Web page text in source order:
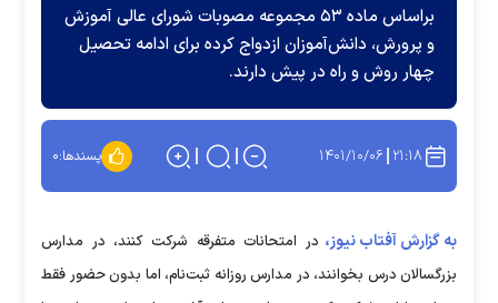
براساس ماده ۵۳ مجموعه مصوبات شورای عالی آموزش
و پرورش، دانش‌آموزان ازدواج کرده برای ادامه تحصیل
چهار روش و راه در پیش دارند.
۲۱:۱۸ ۱۴۰۱/۱۰/۰۶ پسندها:۰
به گزارش آفتاب نیوز، در امتحانات متفرقه شرکت کنند، در مدارس
بزرگسالان درس بخوانند، در مدارس روزانه ثبت‌نام، اما بدون حضور فقط